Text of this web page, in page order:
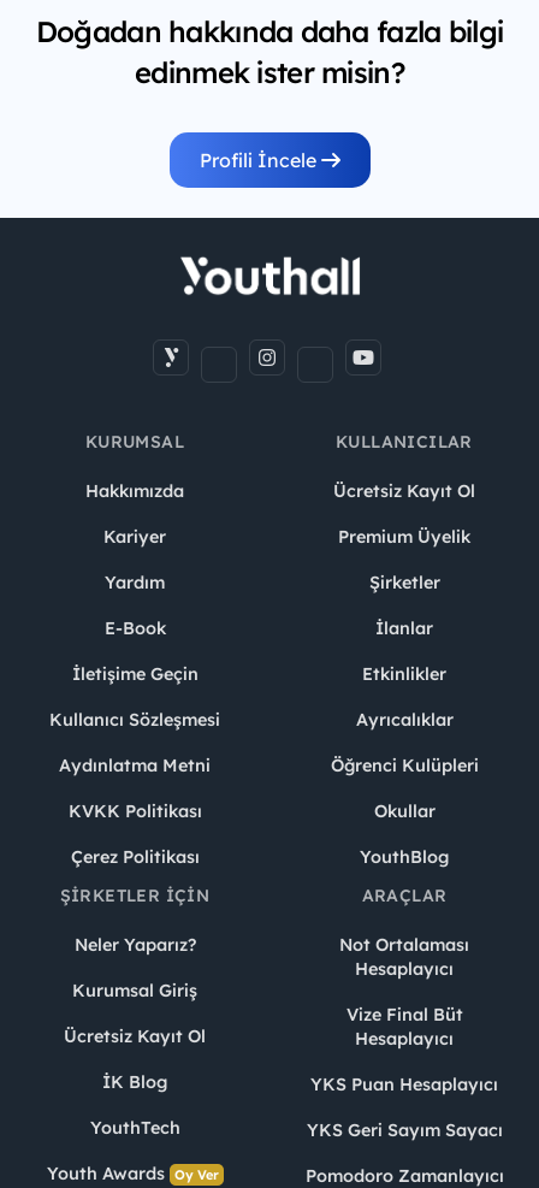
Doğadan hakkında daha fazla bilgi
edinmek ister misin?
Profili İncele
KURUMSAL
Hakkımızda
Kariyer
Yardım
E-Book
İletişime Geçin
Kullanıcı Sözleşmesi
Aydınlatma Metni
KVKK Politikası
Çerez Politikası
KULLANICILAR
Ücretsiz Kayıt Ol
Premium Üyelik
Şirketler
İlanlar
Etkinlikler
Ayrıcalıklar
Öğrenci Kulüpleri
Okullar
YouthBlog
ŞIRKETLER İÇIN
Neler Yaparız?
Kurumsal Giriş
Ücretsiz Kayıt Ol
İK Blog
YouthTech
Youth Awards Oy Ver
ARAÇLAR
Not Ortalaması
Hesaplayıcı
Vize Final Büt
Hesaplayıcı
YKS Puan Hesaplayıcı
YKS Geri Sayım Sayacı
Pomodoro Zamanlayıcı